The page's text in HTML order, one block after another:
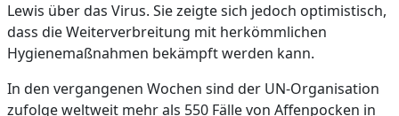
Lewis über das Virus. Sie zeigte sich jedoch optimistisch,
dass die Weiterverbreitung mit herkömmlichen
Hygienemaßnahmen bekämpft werden kann.
In den vergangenen Wochen sind der UN-Organisation
zufolge weltweit mehr als 550 Fälle von Affenpocken in